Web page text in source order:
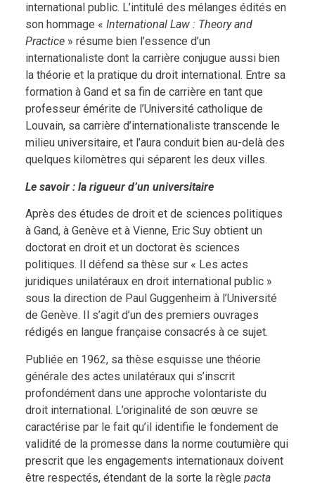
international public. L’intitulé des mélanges édités en
son hommage « International Law : Theory and
Practice» résume bien l’essence d’un
internationaliste dont la carrière conjugue aussi bien
la théorie et la pratique du droit international. Entre sa
formation à Gand et sa fin de carrière en tant que
professeur émérite de l’Université catholique de
Louvain, sa carrière d’internationaliste transcende le
milieu universitaire, et l’aura conduit bien au-delà des
quelques kilomètres qui séparent les deux villes.
Le savoir : la rigueur d’un universitaire
Après des études de droit et de sciences politiques
à Gand, à Genève et à Vienne, Eric Suy obtient un
doctorat en droit et un doctorat ès sciences
politiques. Il défend sa thèse sur « Les actes
juridiques unilatéraux en droit international public »
sous la direction de Paul Guggenheim à l’Université
de Genève. Il s’agit d’un des premiers ouvrages
rédigés en langue française consacrés à ce sujet.
Publiée en 1962, sa thèse esquisse une théorie
générale des actes unilatéraux qui s’inscrit
profondément dans une approche volontariste du
droit international. L’originalité de son œuvre se
caractérise par le fait qu’il identifie le fondement de
validité de la promesse dans la norme coutumière qui
prescrit que les engagements internationaux doivent
être respectés, étendant de la sorte la règle pacta